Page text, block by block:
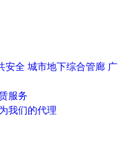
安全 城市地下综合管廊 广
服务
我们的代理